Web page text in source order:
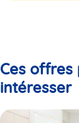
Ces offres
intéresser